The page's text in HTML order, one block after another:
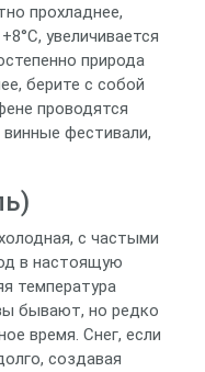
прохладнее,
увеличивается
природа
берите с собой
проводятся
фестивали,
с частыми
в настоящую
температура
бывают, но редко
время. Снег, если
создавая